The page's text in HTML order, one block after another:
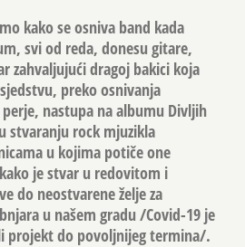
kako se osniva band kada
svi od reda, donesu gitare,
zahvaljujući dragoj bakici koja
preko osnivanja
nastupa na albumu Divljih
stvaranju rock mjuzikla
u kojima potiče one
je stvar u redovitom i
do neostvarene želje za
u našem gradu /Covid-19 je
projekt do povoljnijeg termina/.